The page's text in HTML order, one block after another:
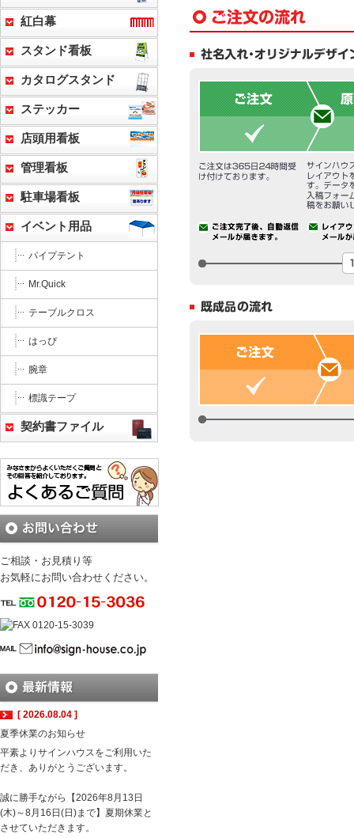
紅白幕
スタンド看板
カタログスタンド
ステッカー
店頭用看板
管理看板
駐車場看板
イベント用品
パイプテント
Mr.Quick
テーブルクロス
はっぴ
腕章
標識テープ
契約書ファイル
ご相談・お見積り等
お気軽にお問い合わせください。
[ 2026.08.04 ]
夏季休業のお知らせ
平素よりサインハウスをご利用いた
だき、ありがとうございます。
誠に勝手ながら【2026年8月13日
(木)～8月16日(日)まで】夏期休業と
させていただきます。